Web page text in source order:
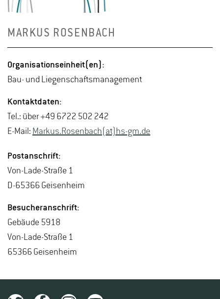
MAR­KUS RO­SEN­BACH
Or­ga­ni­sa­ti­ons­ein­heit(en):
Bau- und Lie­gen­schafts­ma­nage­ment
Kon­takt­da­ten:
Tel.: über +49 6722 502 242
E-Mail: Mar­kus.Ro­sen­bach(at)hs-​gm.​de
Post­an­schrift:
Von-La­de-Stra­ße 1
D-65366 Gei­sen­heim
Be­su­cher­an­schrift:
Ge­bäu­de 5918
Von-La­de-Stra­ße 1
65366 Gei­sen­heim